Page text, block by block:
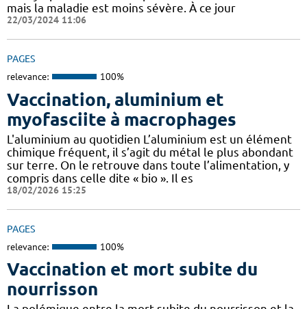
mais la maladie est moins sévère. À ce jour
22/03/2024 11:06
PAGES
relevance: 100%
Vaccination, aluminium et
myofasciite à macrophages
L'aluminium au quotidien L’aluminium est un élément
chimique fréquent, il s’agit du métal le plus abondant
sur terre. On le retrouve dans toute l’alimentation, y
compris dans celle dite « bio ». Il es
18/02/2026 15:25
PAGES
relevance: 100%
Vaccination et mort subite du
nourrisson